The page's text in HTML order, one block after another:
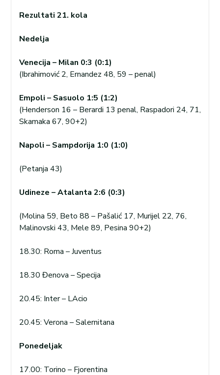
Rezultati 21. kola
Nedelja
Venecija – Milan 0:3 (0:1)
(Ibrahimović 2, Ernandez 48, 59 – penal)
Empoli – Sasuolo 1:5 (1:2)
(Henderson 16 – Berardi 13 penal, Raspadori 24, 71,
Skamaka 67, 90+2)
Napoli – Sampdorija 1:0 (1:0)
(Petanja 43)
Udineze – Atalanta 2:6 (0:3)
(Molina 59, Beto 88 – Pašalić 17, Murijel 22, 76,
Malinovski 43, Mele 89, Pesina 90+2)
18.30: Roma – Juventus
18.30 Đenova – Specija
20.45: Inter – LAcio
20.45: Verona – Salernitana
Ponedeljak
17.00: Torino – Fjorentina